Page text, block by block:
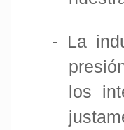
- La
los